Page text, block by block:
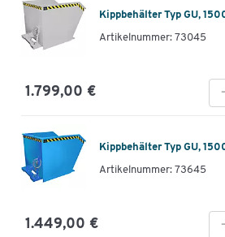
Kippbehälter Typ GU,
Artikelnummer: 73045
1.799,00 € -
Kippbehälter Typ GU,
Artikelnummer: 73645
1.449,00 € -